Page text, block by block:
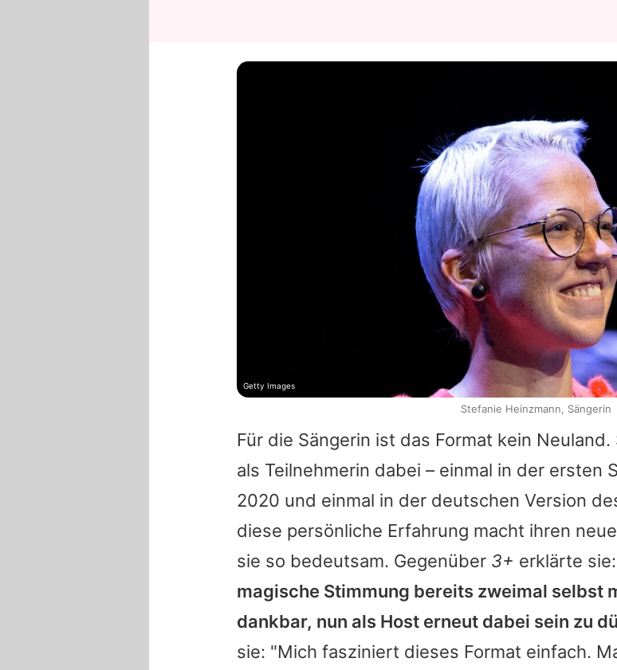
Für die Sängerin ist das Format kein
als Teilnehmerin dabei – einmal in der ersten
2020 und einmal in der deutschen Version
diese persönliche Erfahrung macht ihren
sie so bedeutsam. Gegenüber 3+ erklärte sie:
magische Stimmung bereits zweimal selbst
dankbar, nun als Host erneut dabei sein zu
sie: "Mich fasziniert dieses Format einfach.
Getty Images
Stefanie Heinzmann, Sängerin